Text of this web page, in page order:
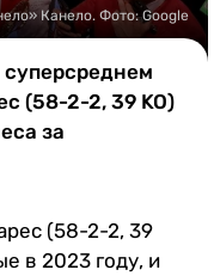
Канело. Фото: Google
(58-2-2, 39 KO)
за
(58-2-2, 39
в 2023 году, и